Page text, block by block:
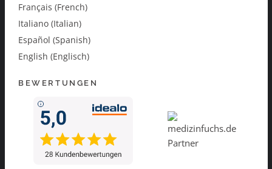
Français (French)
Italiano (Italian)
Español (Spanish)
English (Englisch)
BEWERTUNGEN